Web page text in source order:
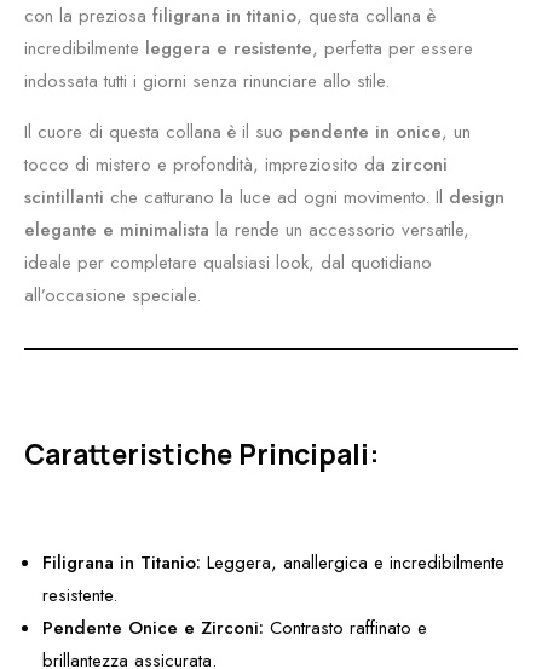
con la preziosa filigrana in titanio, questa collana è
incredibilmente leggera e resistente, perfetta per essere
indossata tutti i giorni senza rinunciare allo stile.
Il cuore di questa collana è il suo pendente in onice, un
tocco di mistero e profondità, impreziosito da zirconi
scintillanti che catturano la luce ad ogni movimento. Il design
elegante e minimalista la rende un accessorio versatile,
ideale per completare qualsiasi look, dal quotidiano
all’occasione speciale.
Caratteristiche Principali:
Filigrana in Titanio: Leggera, anallergica e incredibilmente
resistente.
Pendente Onice e Zirconi: Contrasto raffinato e
brillantezza assicurata.